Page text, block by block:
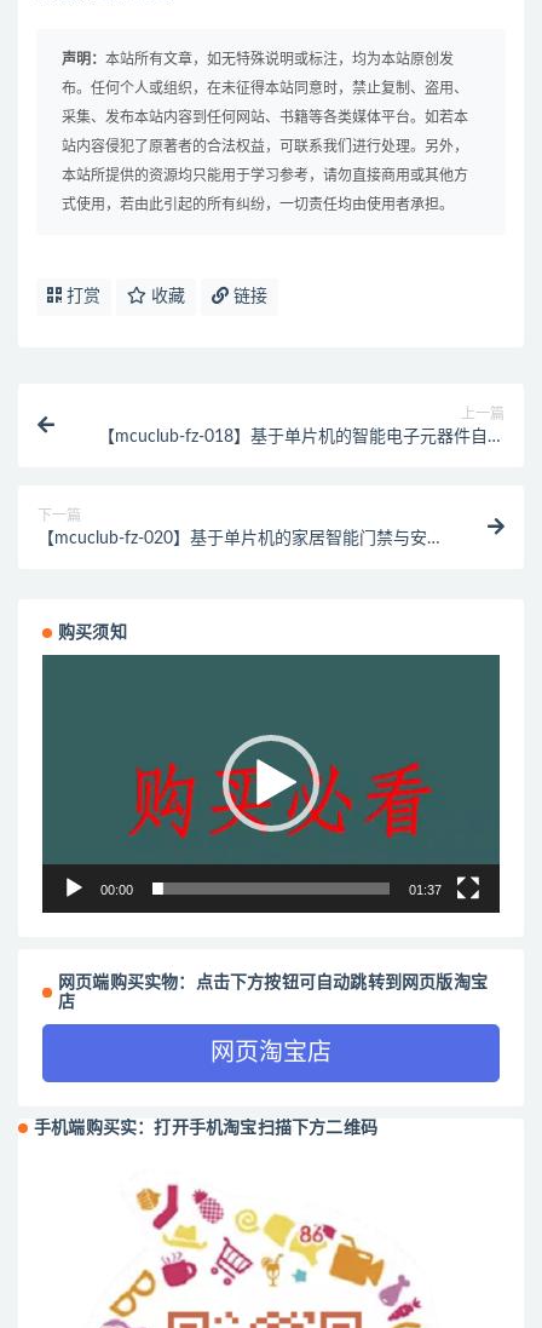
声明： 本站所有文章，如无特殊说明或标注，均为本站原创发
布。任何个人或组织，在未征得本站同意时，禁止复制、盗用、
采集、发布本站内容到任何网站、书籍等各类媒体平台。如若本
站内容侵犯了原著者的合法权益，可联系我们进行处理。另外，
本站所提供的资源均只能用于学习参考，请勿直接商用或其他方
式使用，若由此引起的所有纠纷，一切责任均由使用者承担。
打赏 收藏 链接
上一篇
【mcuclub-fz-018】基于单片机的智能电子元器件自动
下一篇
【mcuclub-fz-020】基于单片机的家居智能门禁与安防
购买须知
00:00 01:37
网页端购买实物：点击下方按钮可自动跳转到网页版淘宝
店
网页淘宝店
手机端购买实：打开手机淘宝扫描下方二维码